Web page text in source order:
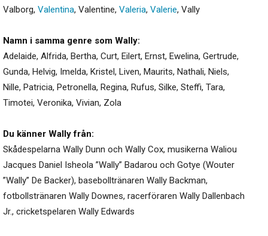
Valborg, Valentina, Valentine, Valeria, Valerie, Vally
Namn i samma genre som Wally:
Adelaide, Alfrida, Bertha, Curt, Eilert, Ernst, Ewelina, Gertrude,
Gunda, Helvig, Imelda, Kristel, Liven, Maurits, Nathali, Niels,
Nille, Patricia, Petronella, Regina, Rufus, Silke, Steffi, Tara,
Timotei, Veronika, Vivian, Zola
Du känner Wally från:
Skådespelarna Wally Dunn och Wally Cox, musikerna Waliou
Jacques Daniel Isheola ”Wally” Badarou och Gotye (Wouter
”Wally” De Backer), basebolltränaren Wally Backman,
fotbollstränaren Wally Downes, racerföraren Wally Dallenbach
Jr., cricketspelaren Wally Edwards